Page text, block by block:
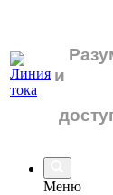
и
Меню